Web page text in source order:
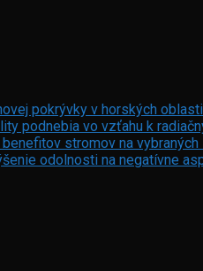
pokrývky v horských
podnebia vo vzťahu k
stromov na
odolnosti na negatívne